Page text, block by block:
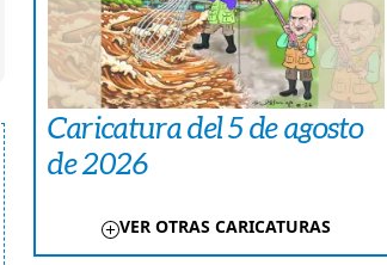
Caricatura del 5 de agosto
de 2026
VER OTRAS CARICATURAS